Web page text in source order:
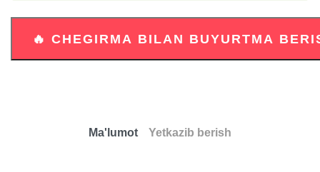
Ma'lumot Yetkazib berish